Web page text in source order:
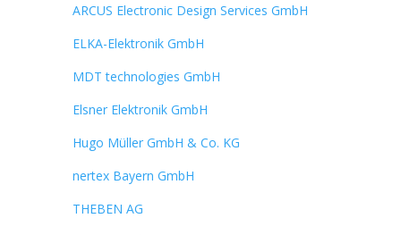
ARCUS Electronic Design Services GmbH
ELKA-Elektronik GmbH
MDT technologies GmbH
Elsner Elektronik GmbH
Hugo Müller GmbH & Co. KG
nertex Bayern GmbH
THEBEN AG